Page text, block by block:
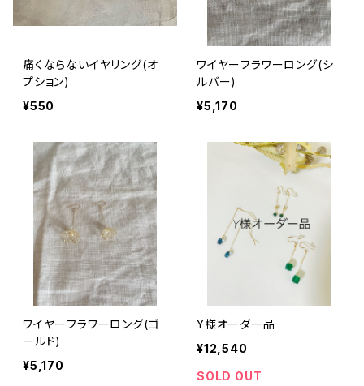
痛くならないイヤリング(オ
プション)
¥550
ワイヤーフラワーロング(シ
ルバー)
¥5,170
ワイヤーフラワーロング(ゴ
ールド)
¥5,170
Y様オーダー品
¥12,540
SOLD OUT